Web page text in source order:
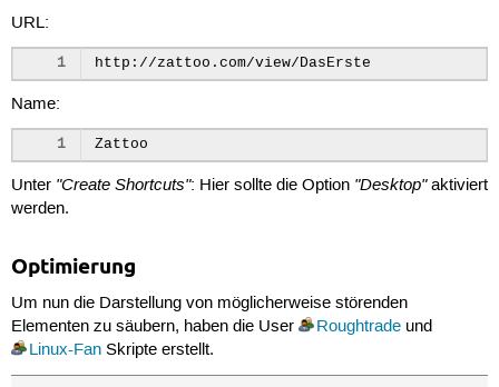
URL:
1
Name:
1
Unter "Create Shortcuts": Hier sollte die Option "Desktop"aktiviert
werden.
Optimierung
Um nun die Darstellung von möglicherweise störenden
Elementen zu säubern, haben die User
Roughtradeund
Linux-FanSkripte erstellt.